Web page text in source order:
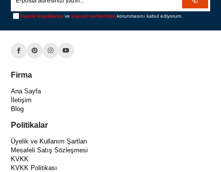
Üyelik koşullarını vekişisel verilerimin korunmasını kabul ediyorum.
Firma
Ana Sayfa
İletişim
Blog
Politikalar
Üyelik ve Kullanım Şartları
Mesafeli Satış Sözleşmesi
KVKK
KVKK Politikası